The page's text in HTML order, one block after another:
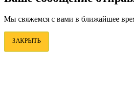
Мы свяжемся с вами в ближайшее
ЗАКРЫТЬ